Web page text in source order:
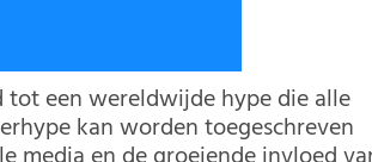
een wereldwijde hype die alle
kan worden toegeschreven